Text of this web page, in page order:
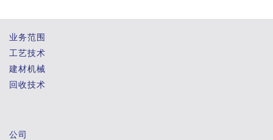
业务范围
工艺技术
建材机械
回收技术
公司